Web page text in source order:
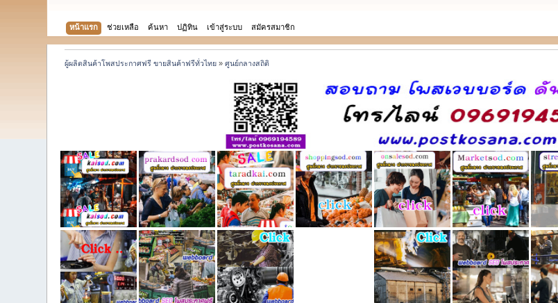
หน้าแรก ช่วยเหลือ ค้นหา ปฏิทิน เข้าสู่ระบบ สมัครสมาชิก
ผู้ผลิตสินค้าโพสประกาศฟรี ขายสินค้าฟรีทั่วไทย »ศูนย์กลางสถิติ